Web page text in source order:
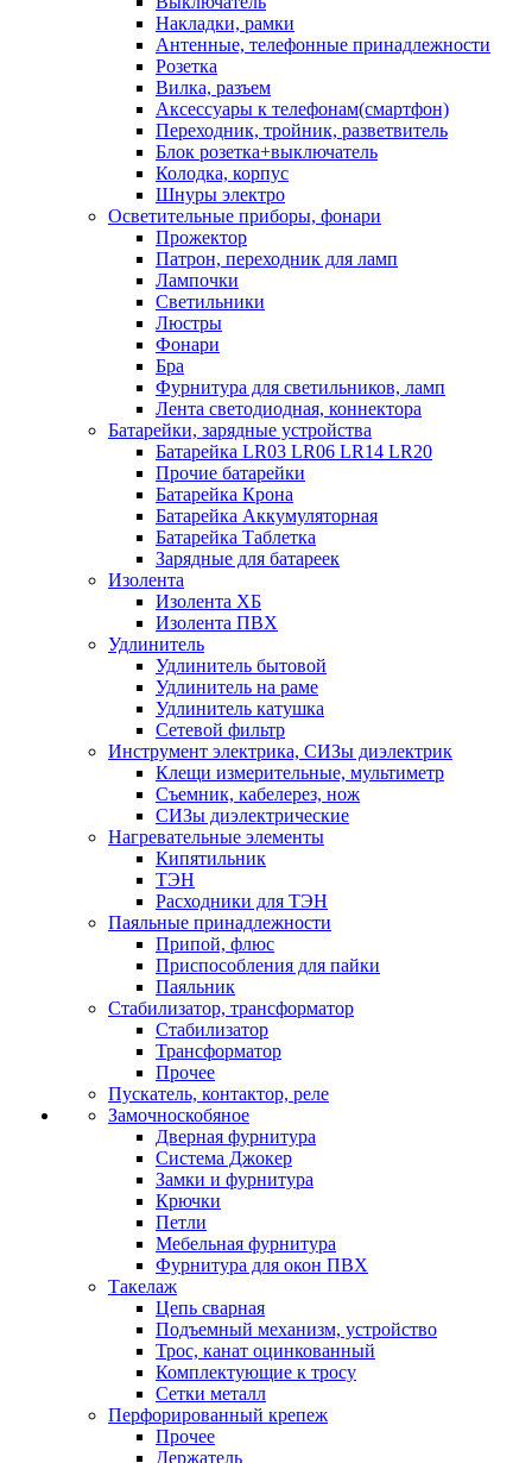
Накладки, рамки
Антенные, телефонные принадлежности
Розетка
Вилка, разъем
Аксессуары к телефонам(смартфон)
Переходник, тройник, разветвитель
Блок розетка+выключатель
Колодка, корпус
Шнуры электро
Осветительные приборы, фонари
Прожектор
Патрон, переходник для ламп
Лампочки
Светильники
Люстры
Фонари
Бра
Фурнитура для светильников, ламп
Лента светодиодная, коннектора
Батарейки, зарядные устройства
Батарейка LR03 LR06 LR14 LR20
Прочие батарейки
Батарейка Крона
Батарейка Аккумуляторная
Батарейка Таблетка
Зарядные для батареек
Изолента
Изолента ХБ
Изолента ПВХ
Удлинитель
Удлинитель бытовой
Удлинитель на раме
Удлинитель катушка
Сетевой фильтр
Инструмент электрика, СИЗы диэлектрик
Клещи измерительные, мультиметр
Съемник, кабелерез, нож
СИЗы диэлектрические
Нагревательные элементы
Кипятильник
ТЭН
Расходники для ТЭН
Паяльные принадлежности
Припой, флюс
Приспособления для пайки
Паяльник
Стабилизатор, трансформатор
Стабилизатор
Трансформатор
Прочее
Пускатель, контактор, реле
Замочноскобяное
Дверная фурнитура
Система Джокер
Замки и фурнитура
Крючки
Петли
Мебельная фурнитура
Фурнитура для окон ПВХ
Такелаж
Цепь сварная
Подъемный механизм, устройство
Трос, канат оцинкованный
Комплектующие к тросу
Сетки металл
Перфорированный крепеж
Прочее
Держатель